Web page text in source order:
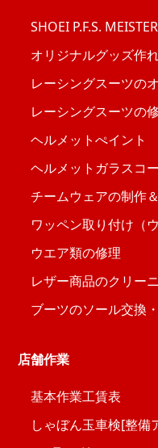
SHOEI P.F.S. MEISTER
オリジナルグッズ作
レーシングスーツの
レーシングスーツの
ヘルメットぺイント
ヘルメットガラスコ
チームウェアの制作
ワッペン取り付け（
ウエア類の修理
レザー商品のクリー
ブーツのソール交換
店舗作業
基本作業工賃表
しゃぼん玉車検[整備